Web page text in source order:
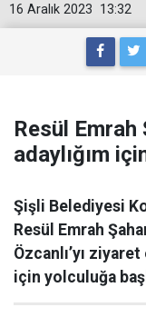
13:32
16 Aralık 2023
Resül Emrah
adaylığım
Şişli Belediyesi
Resül Emrah
Özcanlı’yı
için yolculuğa